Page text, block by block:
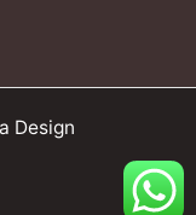
Design